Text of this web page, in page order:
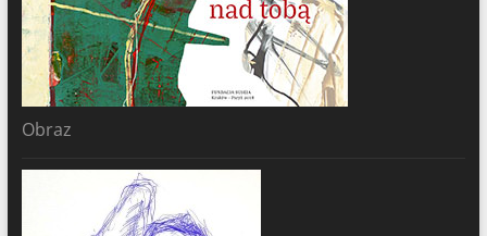
Obraz